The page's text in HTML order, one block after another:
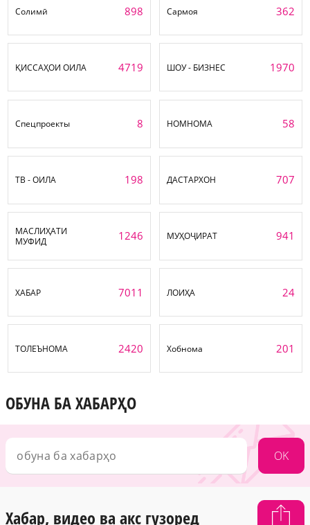
Солимӣ 898 Сармоя 362
ҚИССАҲОИ ОИЛА 4719 ШОУ - БИЗНЕС 1970
Спецпроекты 8 НОМНОМА 58
ТВ - ОИЛА 198 ДАСТАРХОН 707
МАСЛИҲАТИ
МУФИД
1246 МУҲОҶИРАТ 941
ХАБАР 7011 ЛОИҲА 24
ТОЛЕЪНОМА 2420 Хобнома 201
ОБУНА БА ХАБАРҲО
OK
Хабар, видео ва акс гузоред